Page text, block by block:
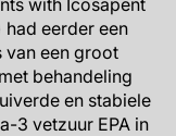
with Icosapent
had eerder een
van een groot
behandeling
en stabiele
3 vetzuur EPA in